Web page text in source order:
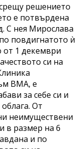
решението
е потвърдена
С нея Мирослава
повдигнатото ѝ
от 1 декември
си на
ВМА, е
за себе си и
От
неимуществени
в размер на 6
и по